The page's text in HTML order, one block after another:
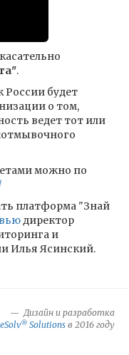
.
России будет
о том,
ведет тот или
можно по
платформа "Знай
директор
и
Илья Ясинский.
Дизайн и разработка
® Solutions в 2016 году